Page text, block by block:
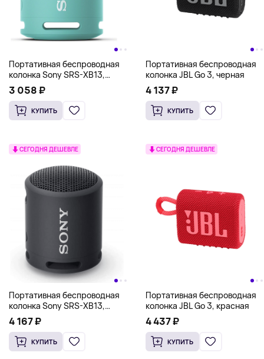
Портативная беспроводная
колонка Sony SRS-XB13,
бирюзовый
3 058 ₽
КУПИТЬ
Портативная беспроводная
колонка JBL Go 3, черная
4 137 ₽
КУПИТЬ
СЕГОДНЯ ДЕШЕВЛЕ
Портативная беспроводная
колонка Sony SRS-XB13,
черный
4 167 ₽
КУПИТЬ
СЕГОДНЯ ДЕШЕВЛЕ
Портативная беспроводная
колонка JBL Go 3, красная
4 437 ₽
КУПИТЬ